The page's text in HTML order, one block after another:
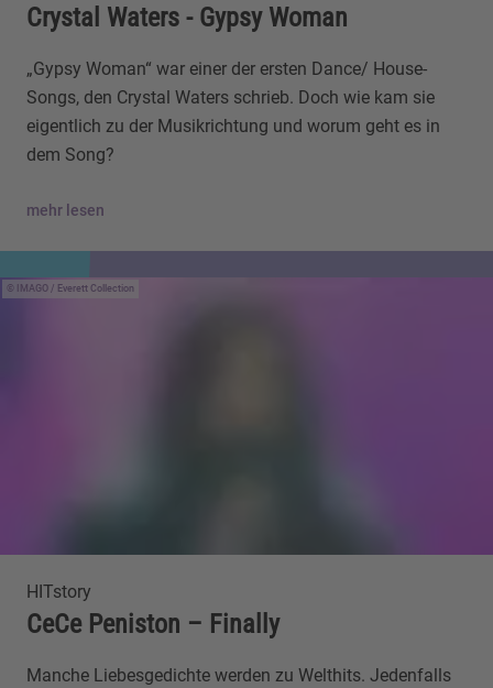
Crystal Waters - Gypsy Woman
„Gypsy Woman“ war einer der ersten Dance/ House-
Songs, den Crystal Waters schrieb. Doch wie kam sie
eigentlich zu der Musikrichtung und worum geht es in
dem Song?
mehr lesen
IMAGO / Everett Collection
HITstory
CeCe Peniston – Finally
Manche Liebesgedichte werden zu Welthits. Jedenfalls